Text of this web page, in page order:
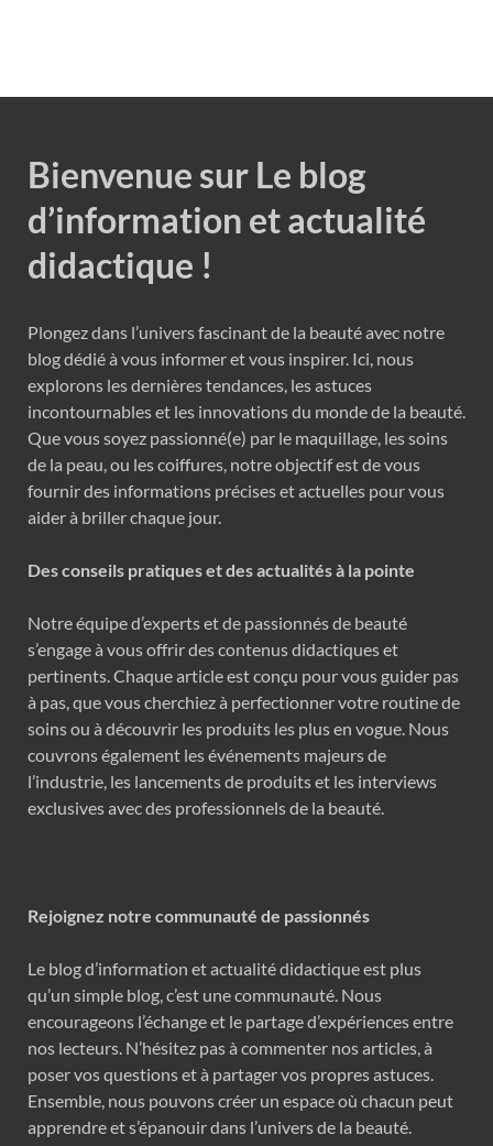
Bienvenue sur Le blog
d’information et actualité
didactique !
Plongez dans l’univers fascinant de la beauté avec notre
blog dédié à vous informer et vous inspirer. Ici, nous
explorons les dernières tendances, les astuces
incontournables et les innovations du monde de la beauté.
Que vous soyez passionné(e) par le maquillage, les soins
de la peau, ou les coiffures, notre objectif est de vous
fournir des informations précises et actuelles pour vous
aider à briller chaque jour.
Des conseils pratiques et des actualités à la pointe
Notre équipe d’experts et de passionnés de beauté
s’engage à vous offrir des contenus didactiques et
pertinents. Chaque article est conçu pour vous guider pas
à pas, que vous cherchiez à perfectionner votre routine de
soins ou à découvrir les produits les plus en vogue. Nous
couvrons également les événements majeurs de
l’industrie, les lancements de produits et les interviews
exclusives avec des professionnels de la beauté.
Rejoignez notre communauté de passionnés
Le blog d’information et actualité didactique est plus
qu’un simple blog, c’est une communauté. Nous
encourageons l’échange et le partage d’expériences entre
nos lecteurs. N’hésitez pas à commenter nos articles, à
poser vos questions et à partager vos propres astuces.
Ensemble, nous pouvons créer un espace où chacun peut
apprendre et s’épanouir dans l’univers de la beauté.